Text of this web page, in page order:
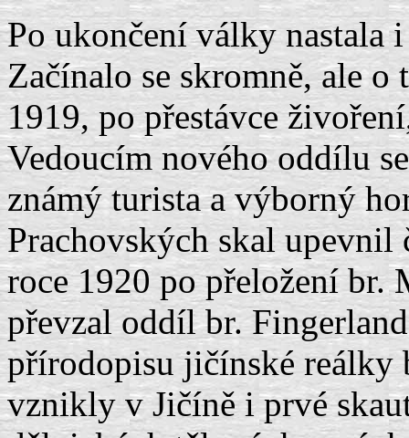
Po ukončení války nastala
Začínalo se skromně, ale o
1919, po přestávce
Vedoucím nového oddílu
známý turista a výborný
Prachovských skal upevnil
roce 1920 po přeložení br.
převzal oddíl br.
přírodopisu jičínské reálky
vznikly v Jičíně i prvé